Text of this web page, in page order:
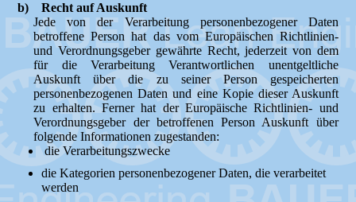
b) Recht auf Auskunft
Jede von der Verarbeitung personenbezogener Daten
betroffene Person hat das vom Europäischen Richtlinien-
und Verordnungsgeber gewährte Recht, jederzeit von dem
für die Verarbeitung Verantwortlichen unentgeltliche
Auskunft über die zu seiner Person gespeicherten
personenbezogenen Daten und eine Kopie dieser Auskunft
zu erhalten. Ferner hat der Europäische Richtlinien- und
Verordnungsgeber der betroffenen Person Auskunft über
folgende Informationen zugestanden:
die Verarbeitungszwecke
die Kategorien personenbezogener Daten, die verarbeitet
werden